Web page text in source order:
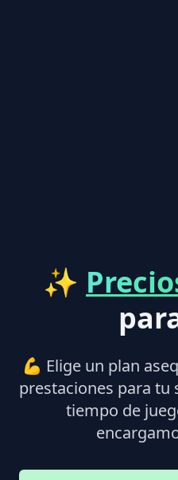
✨
💪 Elige un plan
prestaciones para tu
tiempo de